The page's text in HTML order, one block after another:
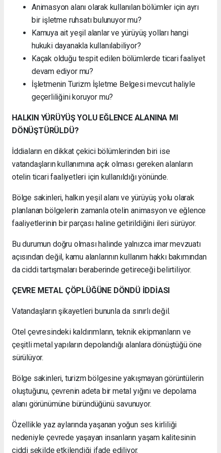
Animasyon alanı olarak kullanılan bölümler için ayrı
bir işletme ruhsatı bulunuyor mu?
Kamuya ait yeşil alanlar ve yürüyüş yolları hangi
hukuki dayanakla kullanılabiliyor?
Kaçak olduğu tespit edilen bölümlerde ticari faaliyet
devam ediyor mu?
İşletmenin Turizm İşletme Belgesi mevcut haliyle
geçerliliğini koruyor mu?
HALKIN YÜRÜYÜŞ YOLU EĞLENCE ALANINA MI
DÖNÜŞTÜRÜLDÜ?
İddiaların en dikkat çekici bölümlerinden biri ise
vatandaşların kullanımına açık olması gereken alanların
otelin ticari faaliyetleri için kullanıldığı yönünde.
Bölge sakinleri, halkın yeşil alanı ve yürüyüş yolu olarak
planlanan bölgelerin zamanla otelin animasyon ve eğlence
faaliyetlerinin bir parçası haline getirildiğini ileri sürüyor.
Bu durumun doğru olması halinde yalnızca imar mevzuatı
açısından değil, kamu alanlarının kullanım hakkı bakımından
da ciddi tartışmaları beraberinde getireceği belirtiliyor.
ÇEVRE METAL ÇÖPLÜĞÜNE DÖNDÜ İDDİASI
Vatandaşların şikayetleri bununla da sınırlı değil.
Otel çevresindeki kaldırımların, teknik ekipmanların ve
çeşitli metal yapıların depolandığı alanlara dönüştüğü öne
sürülüyor.
Bölge sakinleri, turizm bölgesine yakışmayan görüntülerin
oluştuğunu, çevrenin adeta bir metal yığını ve depolama
alanı görünümüne büründüğünü savunuyor.
Özellikle yaz aylarında yaşanan yoğun ses kirliliği
nedeniyle çevrede yaşayan insanların yaşam kalitesinin
ciddi şekilde etkilendiği ifade ediliyor.